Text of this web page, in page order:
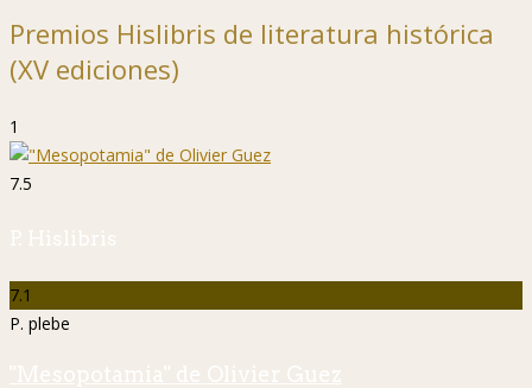
Premios Hislibris de literatura histórica
(XV ediciones)
1
7.5
P. Hislibris
7.1
P. plebe
"Mesopotamia" de Olivier Guez